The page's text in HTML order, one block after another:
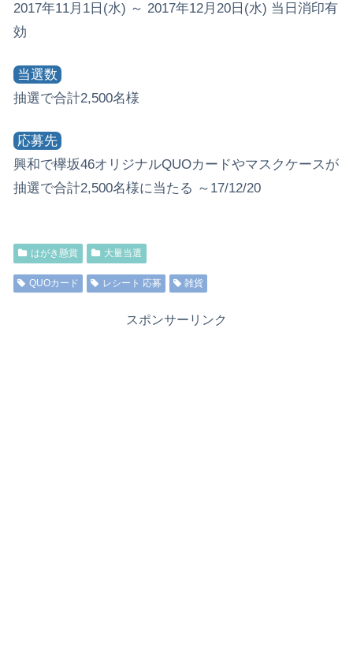
2017年11月1日(水) ～ 2017年12月20日(水) 当日消印有
効
当選数
抽選で合計2,500名様
応募先
興和で欅坂46オリジナルQUOカードやマスクケースが
抽選で合計2,500名様に当たる ～17/12/20
はがき懸賞 大量当選
QUOカード レシート 応募 雑貨
スポンサーリンク